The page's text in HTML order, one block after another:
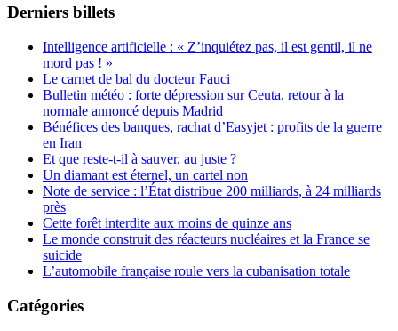
Derniers billets
Intelligence artificielle : « Z’inquiétez pas, il est gentil, il ne
mord pas ! »
Le carnet de bal du docteur Fauci
Bulletin météo : forte dépression sur Ceuta, retour à la
normale annoncé depuis Madrid
Bénéfices des banques, rachat d’Easyjet : profits de la guerre
en Iran
Et que reste-t-il à sauver, au juste ?
Un diamant est éternel, un cartel non
Note de service : l’État distribue 200 milliards, à 24 milliards
près
Cette forêt interdite aux moins de quinze ans
Le monde construit des réacteurs nucléaires et la France se
suicide
L’automobile française roule vers la cubanisation totale
Catégories